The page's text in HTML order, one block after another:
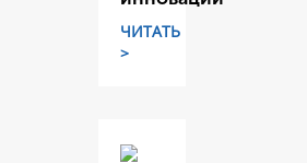
ЧИТАТЬ
>